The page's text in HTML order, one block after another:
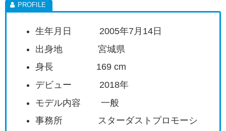
生年月日 2005年7月14日
出身地 宮城県
身長 169 cm
デビュー 2018年
モデル内容 一般
事務所 スターダストプロモーシ